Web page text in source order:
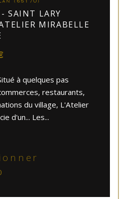
(65170)
- SAINT LARY
MIRABELLE
à quelques pas
restaurants,
du village, L'Atelier
d'un... Les...